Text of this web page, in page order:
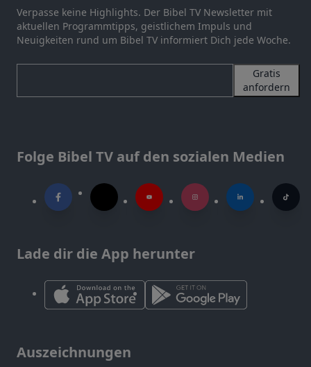
Verpasse keine Highlights. Der Bibel TV Newsletter mit
aktuellen Programmtipps, geistlichem Impuls und
Neuigkeiten rund um Bibel TV informiert Dich jede Woche.
Gratis
anfordern
Folge Bibel TV auf den sozialen Medien
Lade dir die App herunter
Auszeichnungen